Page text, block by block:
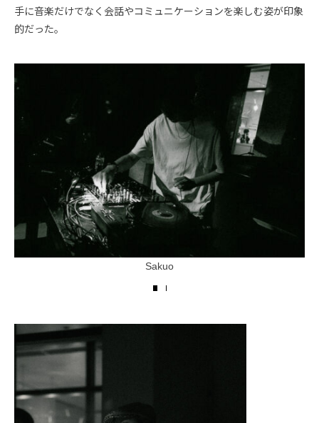
手に音楽だけでなく会話やコミュニケーションを楽しむ姿が印象
的だった。
Sakuo